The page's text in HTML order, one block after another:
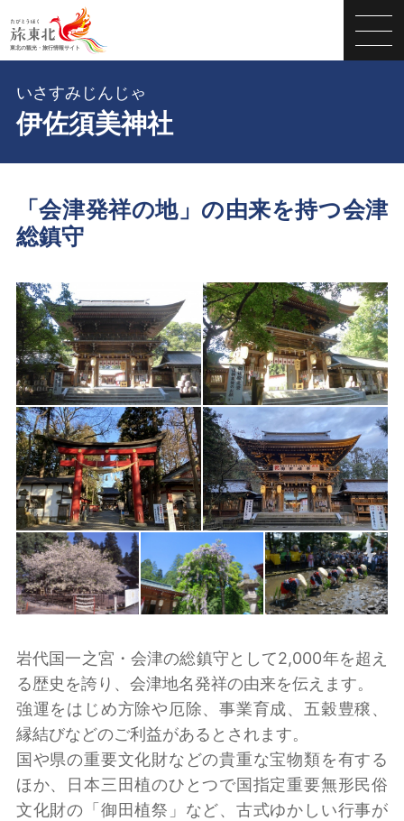
伊佐須美神社
いさすみじんじゃ
「会津発祥の地」の由来を持つ会津
総鎮守
岩代国一之宮・会津の総鎮守として2,000年を超え
る歴史を誇り、会津地名発祥の由来を伝えます。
強運をはじめ方除や厄除、事業育成、五穀豊穣、
縁結びなどのご利益があるとされます。
国や県の重要文化財などの貴重な宝物類を有する
ほか、日本三田植のひとつで国指定重要無形民俗
文化財の「御田植祭」など、古式ゆかしい行事が